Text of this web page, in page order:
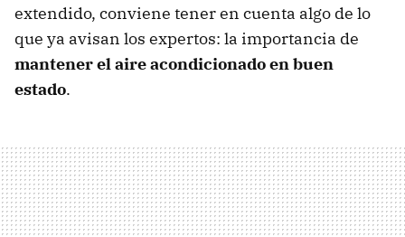
extendido, conviene tener en cuenta algo de lo
que ya avisan los expertos: la importancia de
mantener el aire acondicionado en buen
estado.